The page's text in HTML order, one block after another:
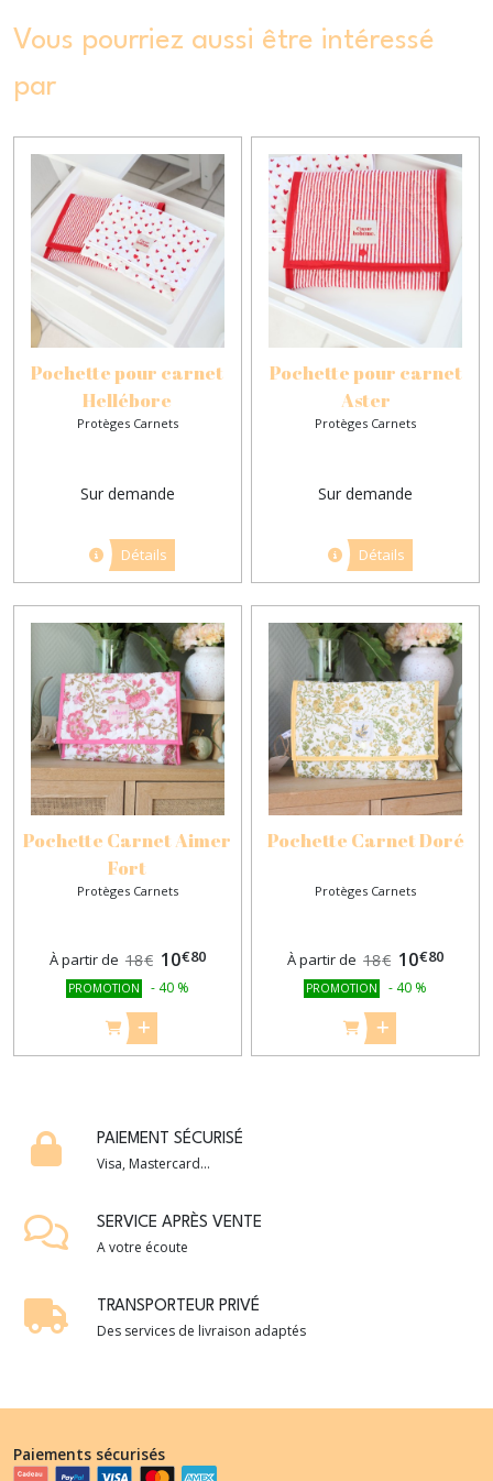
Vous pourriez aussi être intéressé
par
Pochette pour carnet
Hellébore
Protèges Carnets
Sur demande
Détails
Pochette pour carnet
Aster
Protèges Carnets
Sur demande
Détails
Pochette Carnet Aimer
Fort
Protèges Carnets
À partir de 18€ 10€80
PROMOTION - 40 %
Pochette Carnet Doré
Protèges Carnets
À partir de 18€ 10€80
PROMOTION - 40 %
PAIEMENT SÉCURISÉ
Visa, Mastercard...
SERVICE APRÈS VENTE
A votre écoute
TRANSPORTEUR PRIVÉ
Des services de livraison adaptés
Paiements sécurisés